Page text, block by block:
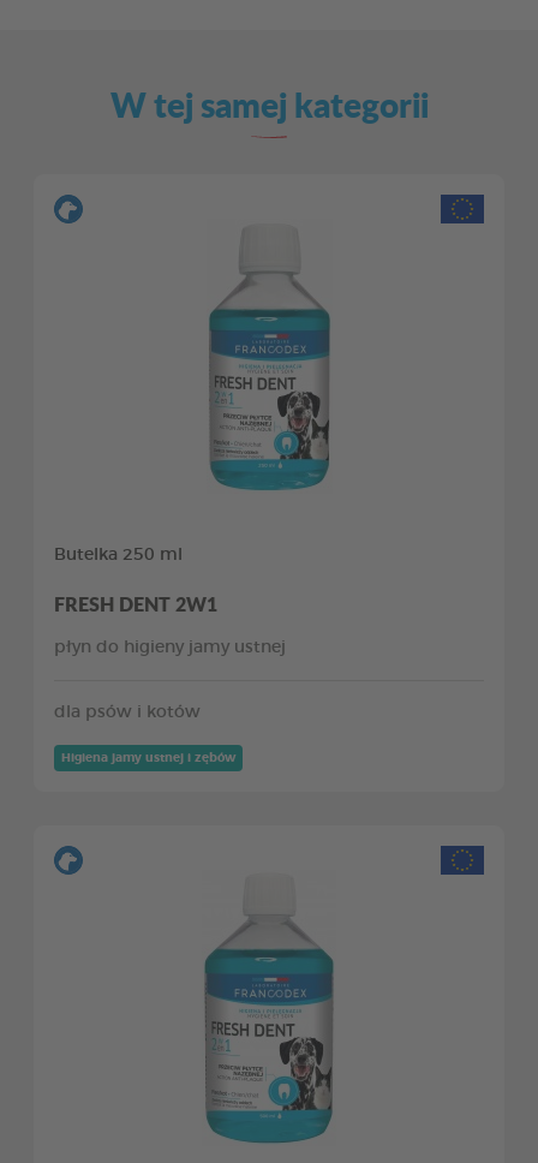
W tej samej kategorii
Butelka 250 ml
FRESH DENT 2W1
płyn do higieny jamy ustnej
dla psów i kotów
Higiena jamy ustnej i zębów